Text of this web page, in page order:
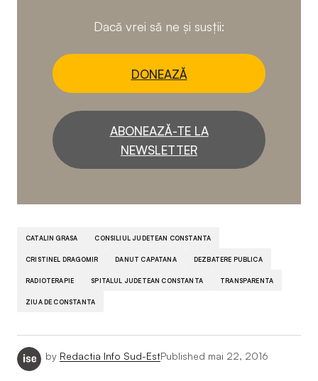
Dacă vrei să ne și susții:
DONEAZĂ
ABONEAZĂ-TE LA
NEWSLETTER
CATALIN GRASA CONSILIUL JUDETEAN CONSTANTA
CRISTINEL DRAGOMIR DANUT CAPATANA DEZBATERE PUBLICA
RADIOTERAPIE SPITALUL JUDETEAN CONSTANTA TRANSPARENTA
ZIUA DE CONSTANTA
by Redactia Info Sud-EstPublished mai 22, 2016